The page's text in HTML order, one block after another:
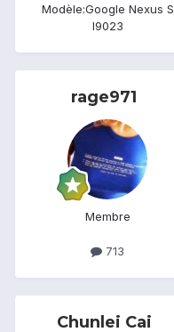
Modèle:Google Nexus S
I9023
rage971
Membre
713
Chunlei Cai